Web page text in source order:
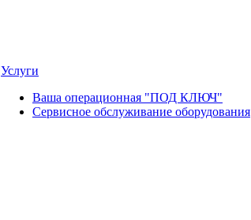
Услуги
Ваша операционная "ПОД КЛЮЧ"
Сервисное обслуживание оборудования